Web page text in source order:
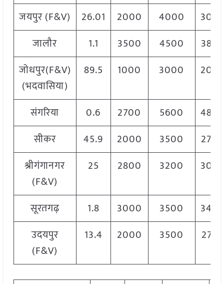
जयपुर (F&V)
26.01 2000 4000
जालौर
1.1 3500 4500
जोधपुर(F&V)
(भदवासिया)
89.5 1000 3000
संगरिया 0.6 2700 5600
सीकर
45.9 2000 3500
श्रीगंगानगर
(F&V)
25 2800 3200
सूरतगढ़ 1.8 3000 3500
उदयपुर
(F&V)
13.4 2000 3500 2750